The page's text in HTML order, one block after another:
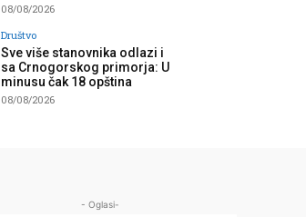
08/08/2026
Društvo
Sve više stanovnika odlazi i
sa Crnogorskog primorja: U
minusu čak 18 opština
08/08/2026
- Oglasi-